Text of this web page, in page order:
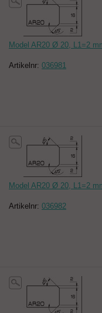
Model AR20 Ø 20, L1=2
Artikelnr: 036981
Model AR20 Ø 20, L1=2
Artikelnr: 036982